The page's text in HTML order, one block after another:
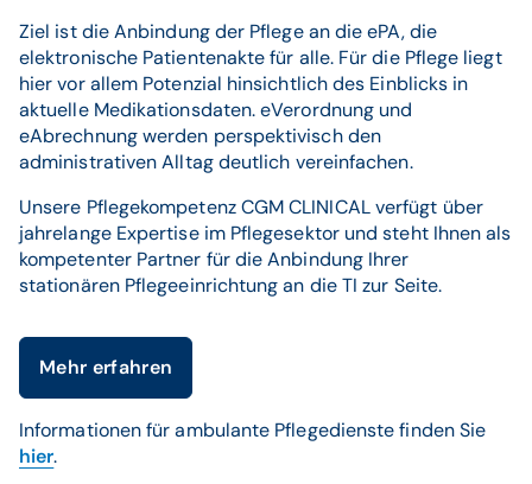
Ziel ist die Anbindung der Pflege an die ePA, die
elektronische Patientenakte für alle. Für die Pflege liegt
hier vor allem Potenzial hinsichtlich des Einblicks in
aktuelle Medikationsdaten. eVerordnung und
eAbrechnung werden perspektivisch den
administrativen Alltag deutlich vereinfachen.
Unsere Pflegekompetenz CGM CLINICAL verfügt über
jahrelange Expertise im Pflegesektor und steht Ihnen als
kompetenter Partner für die Anbindung Ihrer
stationären Pflegeeinrichtung an die TI zur Seite.
Mehr erfahren
Informationen für ambulante Pflegedienste finden Sie
hier.